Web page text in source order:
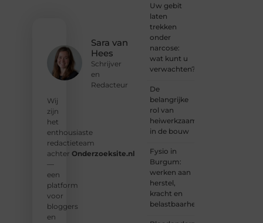
Sara van
Hees
Schrijver
en
Redacteur
Wij
zijn
het
enthousiaste
redactieteam
achter Onderzoeksite.nl
—
een
platform
voor
bloggers
en
Uw gebit
laten
trekken
onder
narcose:
wat kunt u
verwachten?
De
belangrijke
rol van
heiwerkzaamheden
in de bouw
Fysio in
Burgum:
werken aan
herstel,
kracht en
belastbaarheid